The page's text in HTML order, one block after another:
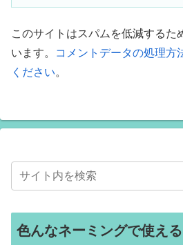
このサイトはスパムを低減するた
います。
コメントデータの処理方
ください。
色んなネーミングで使え